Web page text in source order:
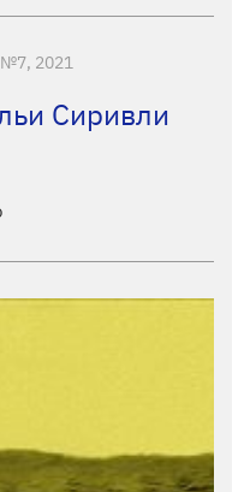
№7, 2021
Сиривли